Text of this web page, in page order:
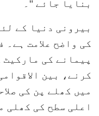
بنایا جائے "۔
بیرونی دنیا کے
کی واضح علامت
پیمانے کی مارکیٹ
کرنے، بین
میں کھلے پن کی
اعلی سطح کی کھلی